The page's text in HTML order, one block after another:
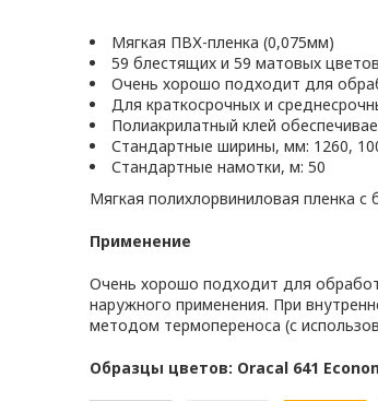
Мягкая ПВХ-пленка (0,075мм)
59 блестящих и 59 матовых цветов
Очень хорошо подходит для
Для краткосрочных и
Полиакрилатный клей
Стандартные ширины, мм: 1260,
Стандартные намотки, м: 50
Мягкая полихлорвиниловая пленка
Применение
Очень хорошо подходит для
наружного применения. При
методом термопереноса (с
Образцы цветов: Oracal 641